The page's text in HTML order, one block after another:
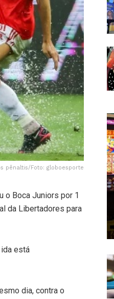
pênaltis/Foto: globoesporte
o Boca Juniors por 1
da Libertadores para
está
dia, contra o